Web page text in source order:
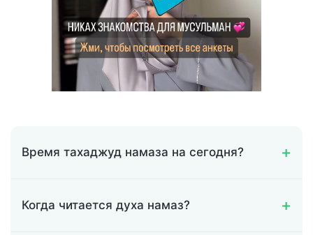
Время тахаджуд намаза на сегодня?
Когда читается духа намаз?